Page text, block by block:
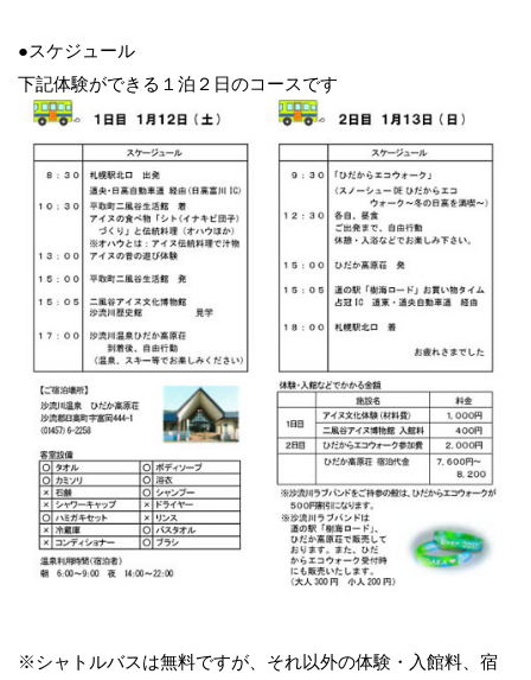
●スケジュール
下記体験ができる１泊２日のコースです
※シャトルバスは無料ですが、それ以外の体験・入館料、宿